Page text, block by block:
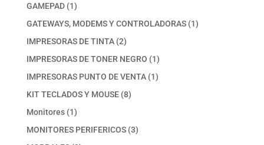
GAMEPAD 11
producto
GATEWAYS, MODEMS Y CONTROLADORAS 11
IMPRESORAS DE TINTA 22
productos
IMPRESORAS DE TONER NEGRO 11
producto
IMPRESORAS PUNTO DE VENTA 11
KIT TECLADOS Y MOUSE 88
Monitores 11
producto
MONITORES PERIFERICOS 33